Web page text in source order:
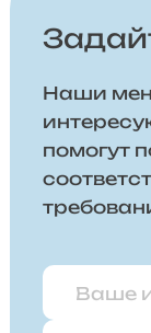
Наши
помогут